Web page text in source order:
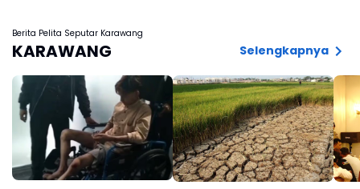
Berita Pelita Seputar Karawang
KARAWANG Selengkapnya